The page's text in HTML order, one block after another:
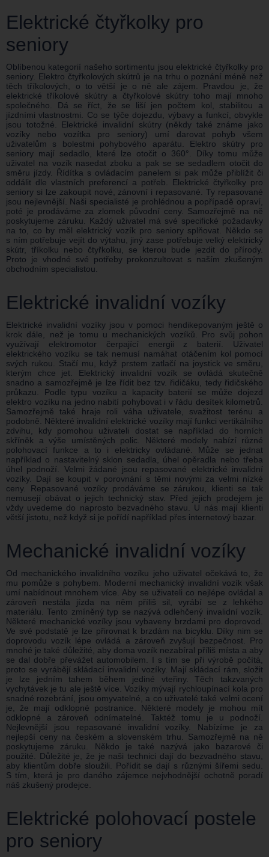
Elektrické čtyřkolky pro
seniory
Oblíbenou kategorií našeho sortimentu jsou elektrické čtyřkolky pro
seniory. Elektro čtyřkolových skútrů je na trhu o poznání méně než
těch tříkolových, o to větší je o ně ale zájem. Pravdou je, že
elektrické tříkolové skútry a čtyřkolové skútry toho mají mnoho
společného. Dá se říct, že se liší jen počtem kol, stabilitou a
jízdními vlastnostmi. Co se týče dojezdu, výbavy a funkcí, obvykle
jsou totožné. Elektrické invalidní skútry (někdy také známe jako
vozíky nebo vozítka pro seniory) umí darovat pohyb všem
uživatelům s bolestmi pohybového aparátu. Elektro skútry pro
seniory mají sedadlo, které lze otočit o 360°. Díky tomu může
uživatel na vozík nasedat zboku a pak se se sedadlem otočit do
směru jízdy. Řídítka s ovládacím panelem si pak může přiblížit či
oddálit dle vlastních preferencí a potřeb. Elektrické čtyřkolky pro
seniory si lze zakoupit nové, zánovní i repasované. Ty repasované
jsou nejlevnější. Naši specialisté je prohlédnou a popřípadě opraví,
poté je prodáváme za zlomek původní ceny. Samozřejmě na ně
poskytujeme záruku. Každý uživatel má své specifické požadavky
na to, co by měl elektrický vozík pro seniory splňovat. Někdo se
s ním potřebuje vejít do výtahu, jiný zase potřebuje velký elektrický
skútr, tříkolku nebo čtyřkolku, se kterou bude jezdit do přírody.
Proto je vhodné své potřeby prokonzultovat s naším zkušeným
obchodním specialistou.
Elektrické invalidní vozíky
Elektrické invalidní vozíky jsou v pomoci hendikepovaným ještě o
krok dále, než je tomu u mechanických vozíků. Pro svůj pohon
využívají elektromotor čerpající energii z baterií. Uživatel
elektrického vozíku se tak nemusí namáhat otáčením kol pomocí
svých rukou. Stačí mu, když prstem zatlačí na joystick ve směru,
kterým chce jet. Elektrický invalidní vozík se ovládá skutečně
snadno a samozřejmě je lze řídit bez tzv. řidičáku, tedy řidičského
průkazu. Podle typu vozíku a kapacity baterií se může dojezd
elektro vozíku na jedno nabití pohybovat i v řádu desítek kilometrů.
Samozřejmě také hraje roli váha uživatele, svažitost terénu a
podobně. Některé invalidní elektrické vozíky mají funkci vertikálního
zdvihu, kdy pomohou uživateli dostat se například do horních
skříněk a výše umístěných polic. Některé modely nabízí různé
polohovací funkce a to i elektricky ovládané. Může se jednat
například o nastavitelný sklon sedadla, úhel opěradla nebo třeba
úhel podnoží. Velmi žádané jsou repasované elektrické invalidní
vozíky. Dají se koupit v porovnání s těmi novými za velmi nízké
ceny. Repasované vozíky prodáváme se zárukou, klienti se tak
nemusejí obávat o jejich technický stav. Před jejich prodejem je
vždy uvedeme do naprosto bezvadného stavu. U nás mají klienti
větší jistotu, než když si je pořídí například přes internetový bazar.
Mechanické invalidní vozíky
Od mechanického invalidního vozíku jeho uživatel očekává to, že
mu pomůže s pohybem. Moderní mechanický invalidní vozík však
umí nabídnout mnohem více. Aby se uživateli co nejlépe ovládal a
zároveň nestála jízda na něm příliš sil, vyrábí se z lehkého
materiálu. Tento zmíněný typ se nazývá odlehčený invalidní vozík.
Některé mechanické vozíky jsou vybaveny brzdami pro doprovod.
Ve své podstatě je lze přirovnat k brzdám na bicyklu. Díky nim se
doprovodu vozík lépe ovládá a zároveň zvyšují bezpečnost. Pro
mnohé je také důležité, aby doma vozík nezabíral příliš místa a aby
se dal dobře převážet automobilem. I s tím se při výrobě počítá,
proto se vyrábějí skládací invalidní vozíky. Mají skládací rám, složit
je lze jedním tahem během jediné vteřiny. Těch takzvaných
vychytávek je tu ale ještě více. Vozíky mývají rychloupínací kola pro
snadné rozebrání, jsou omyvatelné, a co uživatelé také velmi ocení
je, že mají odklopné postranice. Některé modely je mohou mít
odklopné a zároveň odnímatelné. Taktéž tomu je u podnoží.
Nejlevnější jsou repasované invalidní vozíky. Nabízíme je za
nejlepší ceny na českém a slovenském trhu. Samozřejmě na ně
poskytujeme záruku. Někdo je také nazývá jako bazarové či
použité. Důležité je, že je naši technici dají do bezvadného stavu,
aby klientům dobře sloužili. Pořídit se dají s různými šířemi sedu.
S tím, která je pro daného zájemce nejvhodnější ochotně poradí
náš zkušený prodejce.
Elektrické polohovací postele
pro seniory